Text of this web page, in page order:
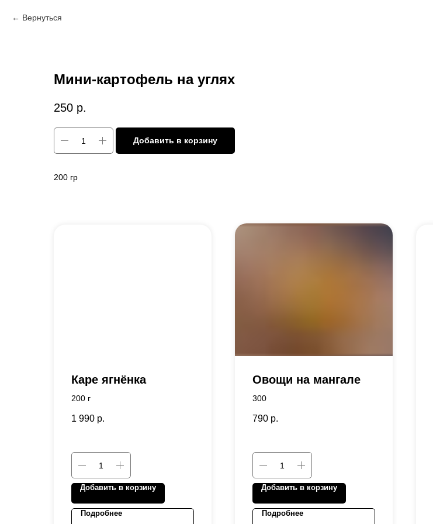
Вернуться
Мини-картофель на углях
250 р.
Добавить в корзину
200 гр
Каре ягнёнка
200 г
1 990 р.
Добавить в корзину
Подробнее
Овощи на мангале
300
790 р.
Добавить в корзину
Подробнее